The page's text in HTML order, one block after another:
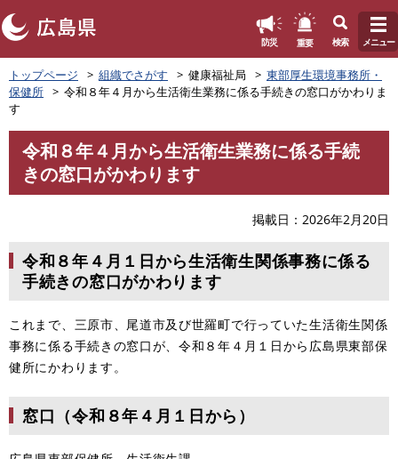
ペ
ー
ジ
す
防災 重要 検索 メニュー
トップページ 組織でさがす 健康福祉局
東部厚生環境事務所・
保健所
令和８年４月から生活衛生業務に係る手続きの窓口がかわりま
す
令和８年４月から生活衛生業務に係る手続
きの窓口がかわります
掲載日 2026年2月20日
令和８年４月１日から生活衛生関係事務に係る
手続きの窓口がかわります
これまで、三原市、尾道市及び世羅町で行っていた生活衛生関係
事務に係る手続きの窓口が、令和８年４月１日から広島県東部保
健所にかわります。
窓口（令和８年４月１日から）